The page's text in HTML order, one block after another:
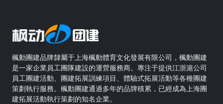
楓動團建品牌隸屬于上海楓動體育文化發展有限公司，楓動團建
是一家企業員工團隊建設的運營服務商。專注于提供江浙滬公司
員工團建活動、團建拓展訓練項目、體驗式拓展活動等各種團建
策劃執行服務。楓動團建通過多年的品牌積累，已經成為上海團
建拓展活動執行策劃的知名企業。